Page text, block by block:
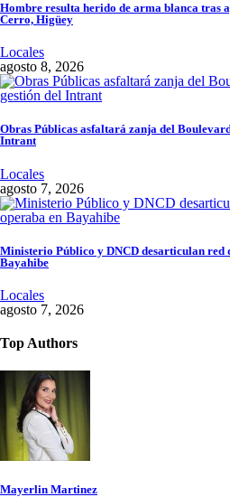
Hombre resulta herido de arma blanca tras
Cerro, Higüey
Locales
agosto 8, 2026
Obras Públicas asfaltará zanja del
Intrant
Locales
agosto 7, 2026
Ministerio Público y DNCD desarticulan red
Bayahibe
Locales
agosto 7, 2026
Top Authors
Mayerlin Martinez